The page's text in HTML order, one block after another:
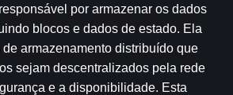
por armazenar os dados
blocos e dados de estado. Ela
armazenamento distribuído que
sejam descentralizados pela rede
e a disponibilidade. Esta